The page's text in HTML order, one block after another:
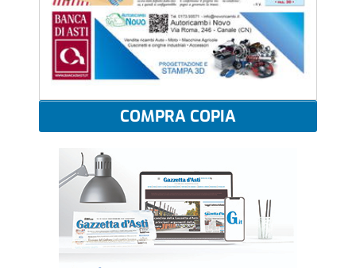
COMPRA COPIA